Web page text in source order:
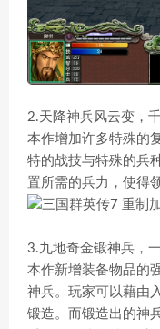
2.天降神兵风云变，
本作增加许多特殊的
特的战技与特殊的兵
置所需的兵力，使得
3.九地奇金锻神兵，
本作新增装备物品的
神兵。玩家可以藉由
锻造。而锻造出的神